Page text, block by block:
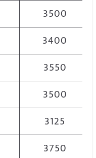
3500
3400
3550
3500
3125
3750